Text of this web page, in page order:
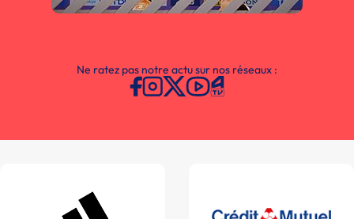
Ne ratez pas notre actu sur nos réseaux :